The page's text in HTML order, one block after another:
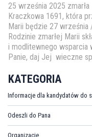
25 września 2025
Kraczkowa 1691, która
Marii będzie 27
Rodzinie zmarłej Marii
i modlitewnego wsparcia
Panie, daj Jej wieczne
KATEGORIA
Informacje dla kandydatów do
Odeszli do Pana
Organizacje